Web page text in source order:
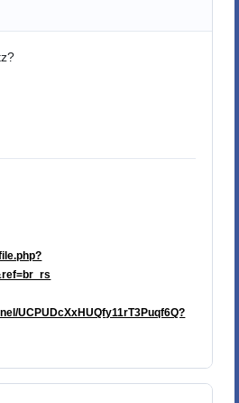
UCPUDcXxHUQfy11rT3Puqf6Q?